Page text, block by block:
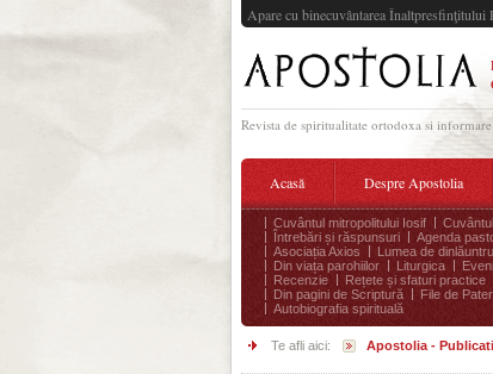
Apare cu binecuvântarea
Revista de spiritualitate ortodoxa si
Acasă Despre Apostolia
Cuvântul mitropolitului Iosif
Întrebări și răspunsuri
Agenda
Asociația Axios
Lumea de dinlăuntru
Din viața parohiilor
Liturgica
Recenzie
Rețete și sfaturi practice
Din pagini de Scriptură
File de
Autobiografia spirituală
Te afli aici: Apostolia -